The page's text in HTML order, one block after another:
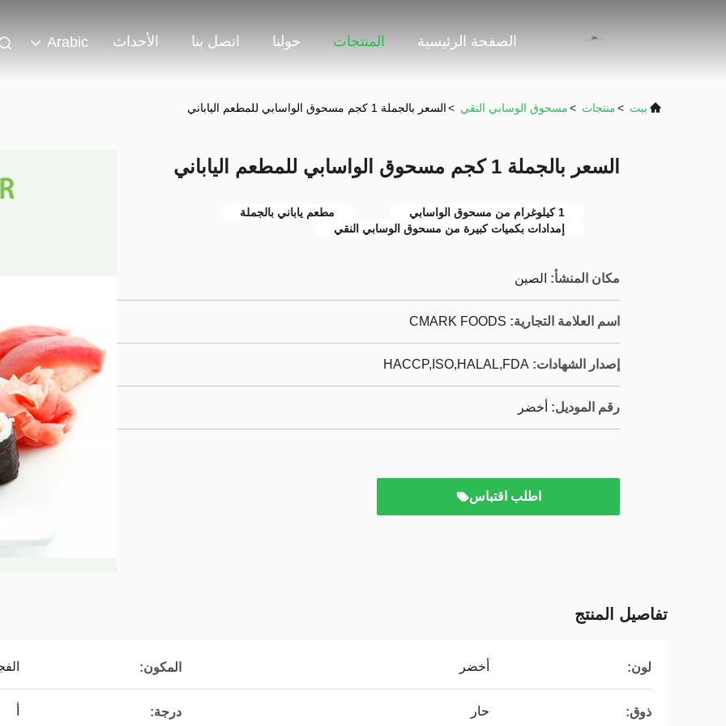
الصفحة الرئيسية المنتجات حولنا اتصل بنا الأحداث Arabic
بيت >منتجات >مسحوق الوسابي النقي >السعر بالجملة 1 كجم مسحوق الواسابي للمطعم الياباني
السعر بالجملة 1 كجم مسحوق الواسابي للمطعم الياباني
1 كيلوغرام من مسحوق الواسابي
مطعم ياباني بالجملة
إمدادات بكميات كبيرة من مسحوق الوسابي النقي
مكان المنشأ: الصين
اسم العلامة التجارية: CMARK FOODS
إصدار الشهادات: HACCP,ISO,HALAL,FDA
رقم الموديل: أخضر
اطلب اقتباس
تفاصيل المنتج
لون: أخضر المكون:
ذوق: حار درجة: